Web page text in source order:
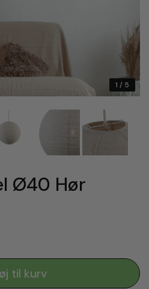
1 / 5
Ø40 Hør
til kurv